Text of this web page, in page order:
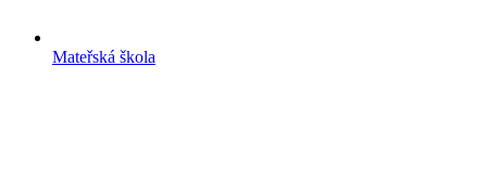
Mateřská škola